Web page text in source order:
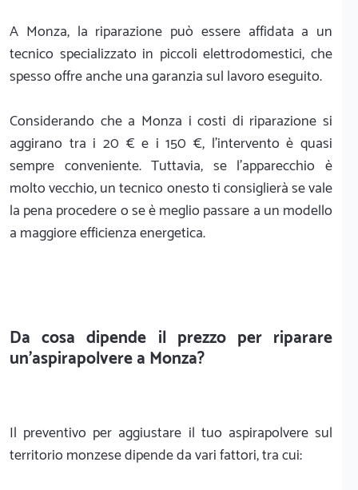
A Monza, la riparazione può essere affidata a un
tecnico specializzato in piccoli elettrodomestici, che
spesso offre anche una garanzia sul lavoro eseguito.
Considerando che a Monza i costi di riparazione si
aggirano tra i 20 € e i 150 €, l'intervento è quasi
sempre conveniente. Tuttavia, se l'apparecchio è
molto vecchio, un tecnico onesto ti consiglierà se vale
la pena procedere o se è meglio passare a un modello
a maggiore efficienza energetica.
Da cosa dipende il prezzo per riparare
un'aspirapolvere a Monza?
Il preventivo per aggiustare il tuo aspirapolvere sul
territorio monzese dipende da vari fattori, tra cui: